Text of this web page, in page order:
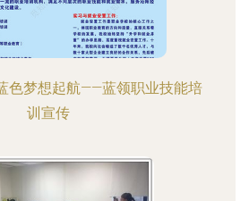
色梦想起航——蓝领职业技能培
训宣传